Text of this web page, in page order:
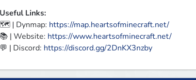
Useful Links:
🗺️ | Dynmap: https://map.heartsofminecraft.net/
📚 | Website: https://www.heartsofminecraft.net/
💬 | Discord: https://discord.gg/2DnKX3nzby